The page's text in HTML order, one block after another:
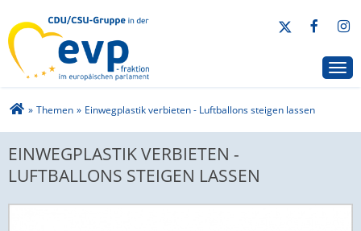
Sie sind hier
» Themen » Einwegplastik verbieten - Luftballons steigen lassen
EINWEGPLASTIK VERBIETEN -
LUFTBALLONS STEIGEN LASSEN
EINWEGPLASTIK VERBIETEN -
LUFTBALLONS STEIGEN LASSEN